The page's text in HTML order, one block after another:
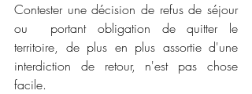
Contester une décision de refus de séjour
ou  portant obligation de quitter le
territoire, de plus en plus assortie d'une
interdiction de retour, n'est pas chose
facile.